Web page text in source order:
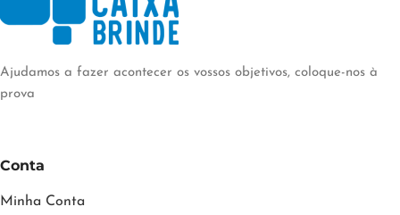
Ajudamos a fazer acontecer os vossos objetivos, coloque-nos à
prova
Conta
Minha Conta